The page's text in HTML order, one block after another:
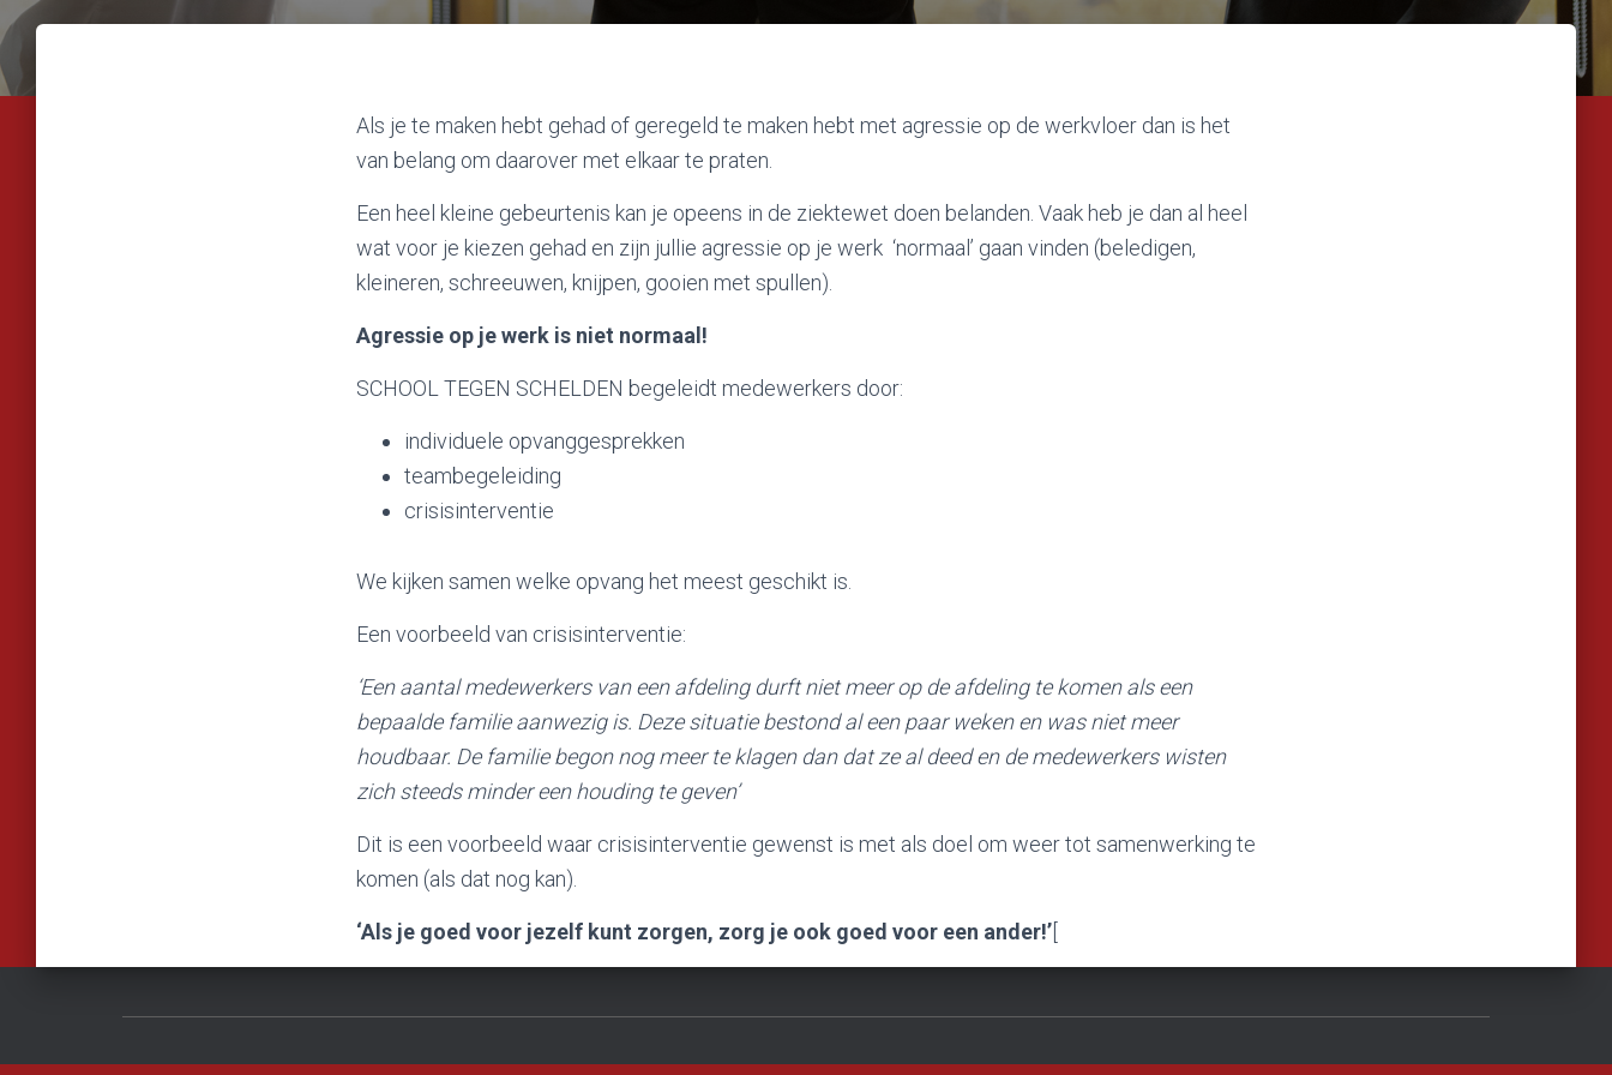
Als je te maken hebt gehad of geregeld te maken hebt met agressie op de werkvloer dan is het
van belang om daarover met elkaar te praten.
Een heel kleine gebeurtenis kan je opeens in de ziektewet doen belanden. Vaak heb je dan al heel
wat voor je kiezen gehad en zijn jullie agressie op je werk ‘normaal’ gaan vinden (beledigen,
kleineren, schreeuwen, knijpen, gooien met spullen).
Agressie op je werk is niet normaal!
SCHOOL TEGEN SCHELDEN begeleidt medewerkers door:
individuele opvanggesprekken
teambegeleiding
crisisinterventie
We kijken samen welke opvang het meest geschikt is.
Een voorbeeld van crisisinterventie:
‘Een aantal medewerkers van een afdeling durft niet meer op de afdeling te komen als een
bepaalde familie aanwezig is. Deze situatie bestond al een paar weken en was niet meer
houdbaar. De familie begon nog meer te klagen dan dat ze al deed en de medewerkers wisten
zich steeds minder een houding te geven’
Dit is een voorbeeld waar crisisinterventie gewenst is met als doel om weer tot samenwerking te
komen (als dat nog kan).
‘Als je goed voor jezelf kunt zorgen, zorg je ook goed voor een ander!’